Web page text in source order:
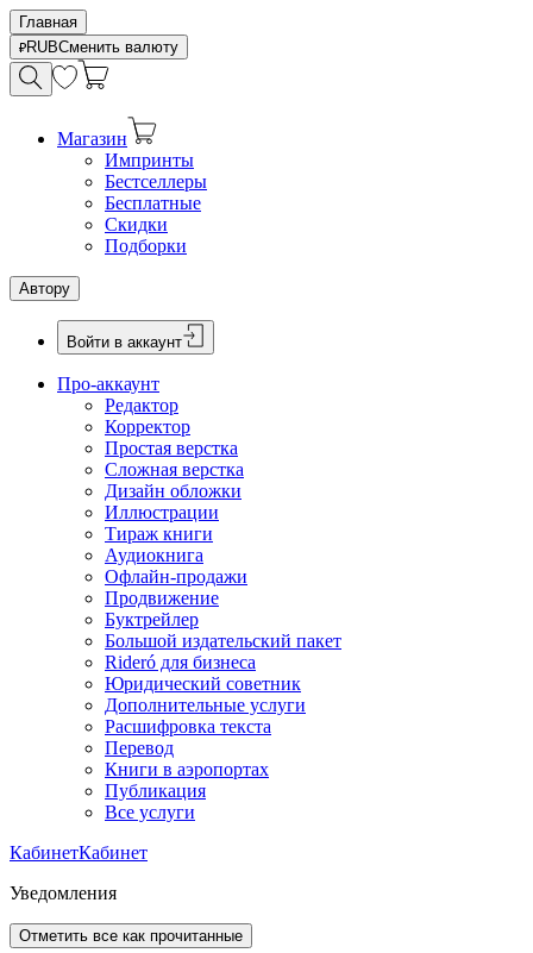
Главная
RUBСменить валюту
Магазин
Импринты
Бестселлеры
Бесплатные
Скидки
Подборки
Автору
Войти в аккаунт
Про-аккаунт
Редактор
Корректор
Простая верстка
Сложная верстка
Дизайн обложки
Иллюстрации
Тираж книги
Аудиокнига
Офлайн-продажи
Продвижение
Буктрейлер
Большой издательский пакет
Rideró для бизнеса
Юридический советник
Дополнительные услуги
Расшифровка текста
Перевод
Книги в аэропортах
Публикация
Все услуги
КабинетКабинет
Уведомления
Отметить все как прочитанные